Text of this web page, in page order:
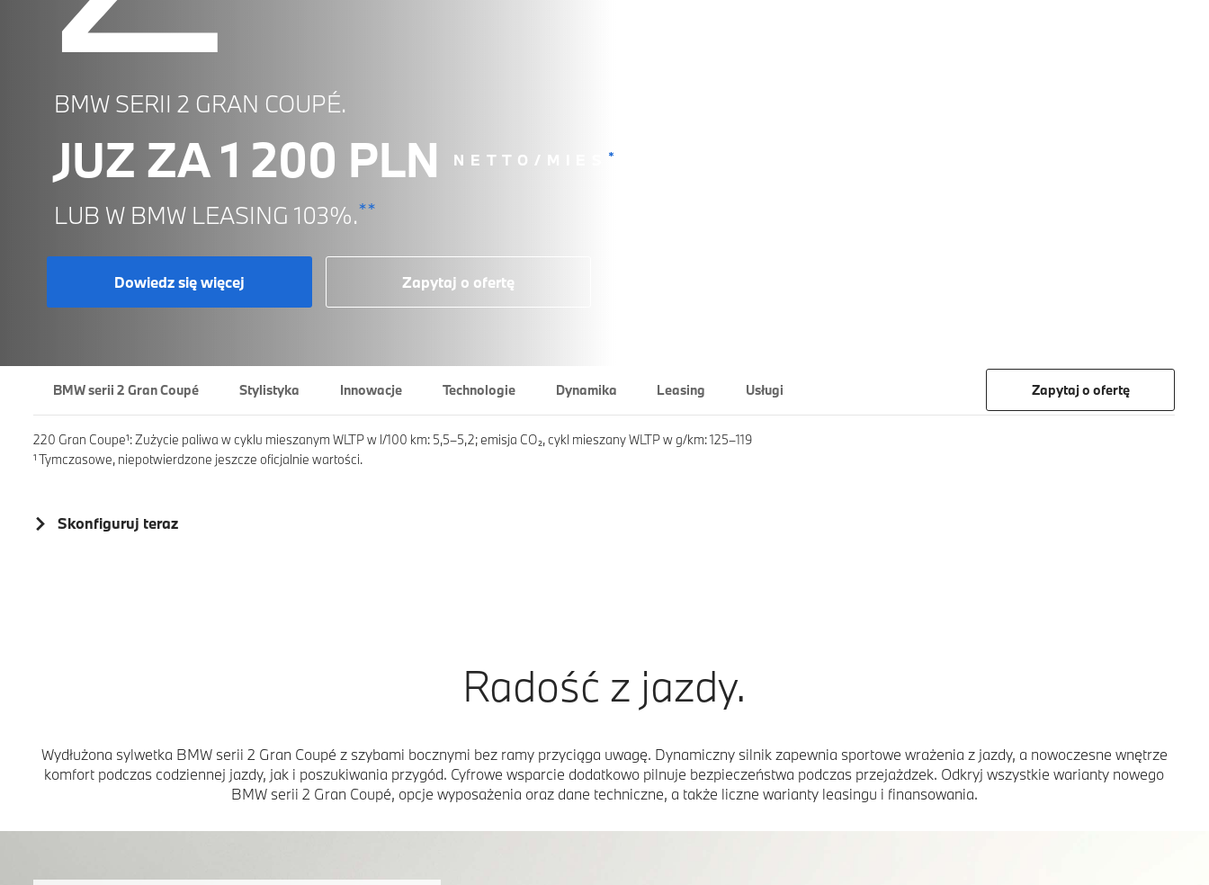
BMW SERII 2 GRAN COUPÉ.
JUZ ZA 1 200 PLN NETTO/MIES *
LUB W BMW LEASING 103%.**
Dowiedz się więcej Zapytaj o ofertę
Zapytaj o ofertę
BMW serii 2 Gran Coupé Stylistyka Innowacje Technologie Dynamika Leasing Usługi
220 Gran Coupe¹: Zużycie paliwa w cyklu mieszanym WLTP w l/100 km: 5,5–5,2; emisja CO₂, cykl mieszany WLTP w g/km: 125–119
¹ Tymczasowe, niepotwierdzone jeszcze oficjalnie wartości.
Skonfiguruj teraz
Radość z jazdy.
Wydłużona sylwetka BMW serii 2 Gran Coupé z szybami bocznymi bez ramy przyciąga uwagę. Dynamiczny silnik zapewnia sportowe wrażenia z jazdy, a nowoczesne wnętrze
komfort podczas codziennej jazdy, jak i poszukiwania przygód. Cyfrowe wsparcie dodatkowo pilnuje bezpieczeństwa podczas przejażdzek. Odkryj wszystkie warianty nowego
BMW serii 2 Gran Coupé, opcje wyposażenia oraz dane techniczne, a także liczne warianty leasingu i finansowania.